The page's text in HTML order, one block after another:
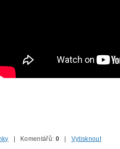
| Komentářů: 0 | Vytisknout